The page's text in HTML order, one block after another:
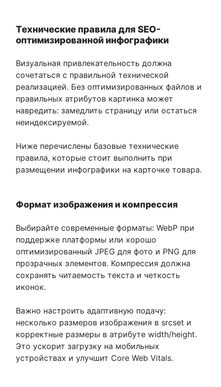
Технические правила для SEO-
оптимизированной инфографики
Визуальная привлекательность должна
сочетаться с правильной технической
реализацией. Без оптимизированных файлов и
правильных атрибутов картинка может
навредить: замедлить страницу или остаться
неиндексируемой.
Ниже перечислены базовые технические
правила, которые стоит выполнить при
размещении инфографики на карточке товара.
Формат изображения и компрессия
Выбирайте современные форматы: WebP при
поддержке платформы или хорошо
оптимизированный JPEG для фото и PNG для
прозрачных элементов. Компрессия должна
сохранять читаемость текста и четкость
иконок.
Важно настроить адаптивную подачу:
несколько размеров изображения в srcset и
корректные размеры в атрибуте width/height.
Это ускорит загрузку на мобильных
устройствах и улучшит Core Web Vitals.